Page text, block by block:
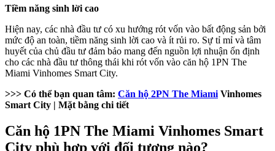
Tiềm năng sinh lời cao
Hiện nay, các nhà đầu tư có xu hướng rót vốn vào bất động sản bởi
mức độ an toàn, tiềm năng sinh lời cao và ít rủi ro. Sự tỉ mỉ và tâm
huyết của chủ đầu tư đảm bảo mang đến nguồn lợi nhuận ổn định
cho các nhà đầu tư thông thái khi rót vốn vào căn hộ 1PN The
Miami Vinhomes Smart City.
>>> Có thể bạn quan tâm: Căn hộ 2PN The Miami Vinhomes
Smart City | Mặt bằng chi tiết
Căn hộ 1PN The Miami Vinhomes Smart
City phù hợp với đối tượng nào?